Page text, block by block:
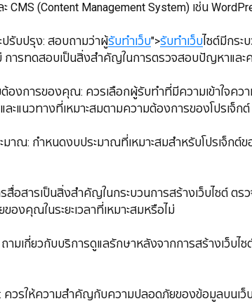
ะ CMS (Content Management System) เช่น
รับปรุง: สอบถามว่าผู้รับทำเว็บ">รับทำเว็บไซต์มีกระ
การทดสอบเป็นสิ่งสำคัญในการตรวจสอบปัญหาและ
ต้องการของคุณ: ควรเลือกผู้รับทำที่มีความเข้าใจคว
ละแนวทางที่เหมาะสมตามความต้องการของโปรเจ็กต์
มาณ: กำหนดงบประมาณที่เหมาะสมสำหรับโปรเจ็ก
สื่อสารเป็นสิ่งสำคัญในกระบวนการสร้างเว็บไซต์ ตร
งคุณในระยะเวลาที่เหมาะสมหรือไม่
มเกี่ยวกับบริการดูแลรักษาหลังจากการสร้างเว็บไซต์
วรให้ความสำคัญกับความปลอดภัยของข้อมูลบนเว็